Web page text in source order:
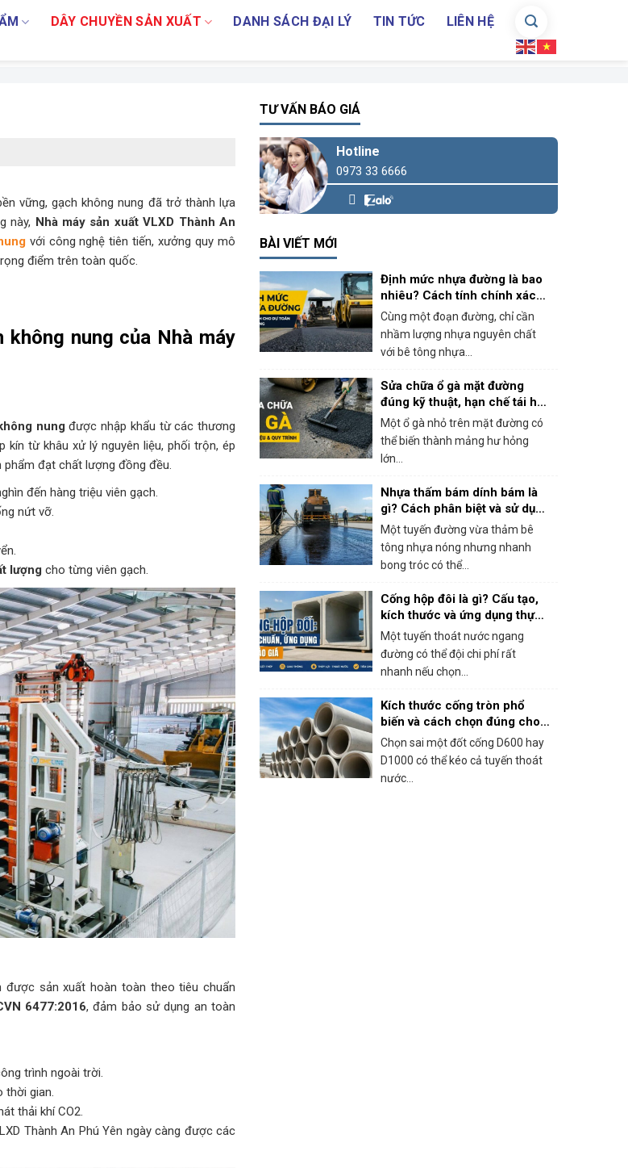
DÂY CHUYỀN SẢN XUẤT DANH SÁCH ĐẠI LÝ TIN TỨC LIÊN HỆ
vững, gạch không nung đã trở thành lựa
này, Nhà máy sản xuất VLXD Thành An
với công nghệ tiên tiến, xưởng quy mô
điểm trên toàn quốc.
nung của Nhà máy
nung được nhập khẩu từ các thương
kín từ khâu xử lý nguyên liệu, phối trộn, ép
đạt chất lượng đồng đều.
đến hàng triệu viên gạch.
nứt vỡ.
lượng cho từng viên gạch.
được sản xuất hoàn toàn theo tiêu chuẩn
6477:2016, đảm bảo sử dụng an toàn
trình ngoài trời.
thời gian.
thải khí CO2.
Thành An Phú Yên ngày càng được các
TƯ VẤN BÁO GIÁ
Hotline
0973 33 6666
BÀI VIẾT MỚI
Định mức nhựa đường là bao
nhiêu? Cách tính chính xác
cho bê tông nhựa nóng
Cùng một đoạn đường, chỉ cần
nhầm lượng nhựa nguyên chất
với bê tông nhựa...
Sửa chữa ổ gà mặt đường
đúng kỹ thuật, hạn chế tái hư
hỏng
Một ổ gà nhỏ trên mặt đường có
thể biến thành mảng hư hỏng
lớn...
Nhựa thấm bám dính bám là
gì? Cách phân biệt và sử dụng
đúng khi thi công bê tông
nhựa
Một tuyến đường vừa thảm bê
tông nhựa nóng nhưng nhanh
bong tróc có thể...
Cống hộp đôi là gì? Cấu tạo,
kích thước và ứng dụng thực
tế
Một tuyến thoát nước ngang
đường có thể đội chi phí rất
nhanh nếu chọn...
Kích thước cống tròn phổ
biến và cách chọn đúng cho
công trình
Chọn sai một đốt cống D600 hay
D1000 có thể kéo cả tuyến thoát
nước...